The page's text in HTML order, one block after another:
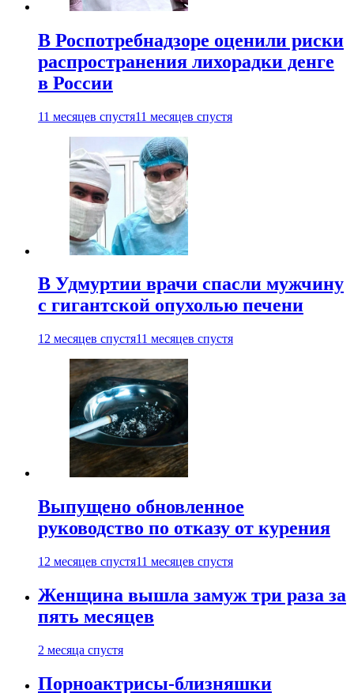
В Роспотребнадзоре оценили риски
распространения лихорадки денге
в России
11 месяцев спустя11 месяцев спустя
В Удмуртии врачи спасли мужчину
с гигантской опухолью печени
12 месяцев спустя11 месяцев спустя
Выпущено обновленное
руководство по отказу от курения
12 месяцев спустя11 месяцев спустя
Женщина вышла замуж три раза за
пять месяцев
2 месяца спустя
Порноактрисы-близняшки